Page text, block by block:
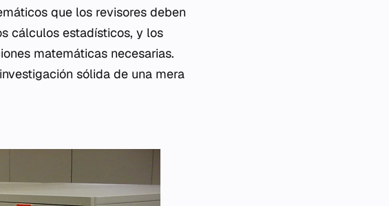
que los revisores deben
cálculos estadísticos, y los
matemáticas necesarias.
sólida de una mera